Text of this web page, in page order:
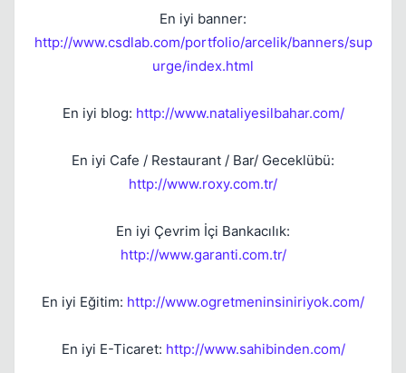
En iyi banner:
http://www.csdlab.com/portfolio/arcelik/banners/sup
urge/index.html
En iyi blog: http://www.nataliyesilbahar.com/
En iyi Cafe / Restaurant / Bar/ Geceklübü:
http://www.roxy.com.tr/
En iyi Çevrim İçi Bankacılık:
http://www.garanti.com.tr/
En iyi Eğitim: http://www.ogretmeninsiniriyok.com/
En iyi E-Ticaret: http://www.sahibinden.com/